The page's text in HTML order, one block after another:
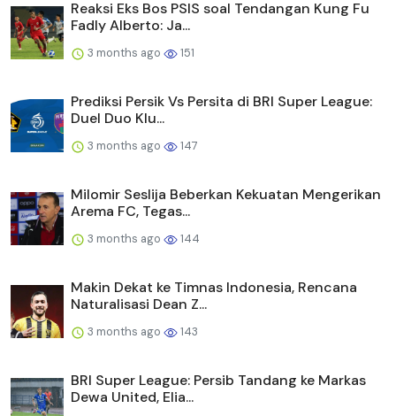
Reaksi Eks Bos PSIS soal Tendangan Kung Fu
Fadly Alberto: Ja...
3 months ago 151
Prediksi Persik Vs Persita di BRI Super League:
Duel Duo Klu...
3 months ago 147
Milomir Seslija Beberkan Kekuatan Mengerikan
Arema FC, Tegas...
3 months ago 144
Makin Dekat ke Timnas Indonesia, Rencana
Naturalisasi Dean Z...
3 months ago 143
BRI Super League: Persib Tandang ke Markas
Dewa United, Elia...